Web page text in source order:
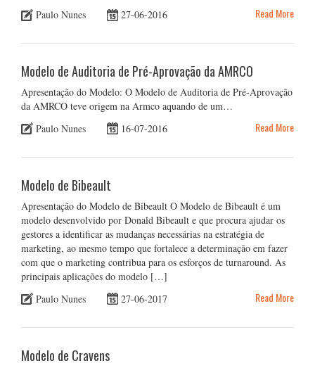
Paulo Nunes
27-06-2016 Read More
Modelo de Auditoria de Pré-Aprovação da AMRCO
Apresentação do Modelo: O Modelo de Auditoria de Pré-Aprovação
da AMRCO teve origem na Armco aquando de um…
Paulo Nunes
16-07-2016 Read More
Modelo de Bibeault
Apresentação do Modelo de Bibeault O Modelo de Bibeault é um
modelo desenvolvido por Donald Bibeault e que procura ajudar os
gestores a identificar as mudanças necessárias na estratégia de
marketing, ao mesmo tempo que fortalece a determinação em fazer
com que o marketing contribua para os esforços de turnaround. As
principais aplicações do modelo […]
Paulo Nunes
27-06-2017 Read More
Modelo de Cravens